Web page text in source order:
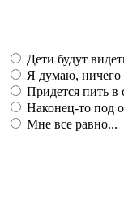
Дети будут
Я думаю, ничего
Придется пить в
Наконец-то под
Мне все равно...